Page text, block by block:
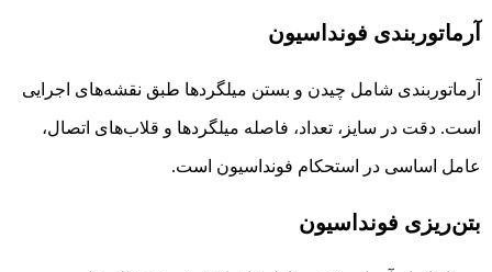
آرماتوربندی فونداسیون
آرماتوربندی شامل چیدن و بستن میلگردها طبق نقشه‌های اجرایی
است. دقت در سایز، تعداد، فاصله میلگردها و قلاب‌های اتصال،
عامل اساسی در استحکام فونداسیون است.
بتن‌ریزی فونداسیون